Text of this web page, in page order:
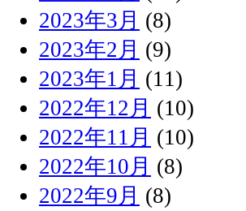
2023年3月 (8)
2023年2月 (9)
2023年1月 (11)
2022年12月 (10)
2022年11月 (10)
2022年10月 (8)
2022年9月 (8)